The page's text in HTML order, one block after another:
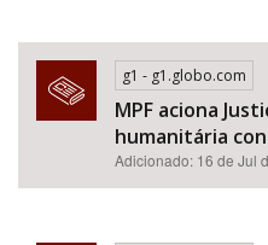
g1 - g1.globo.com
MPF aciona
humanitária
Adicionado: 16 de Jul